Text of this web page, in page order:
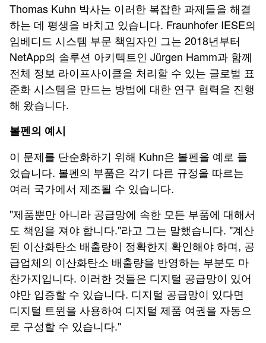
Thomas Kuhn 박사는 이러한 복잡한 과제들을 해결
하는 데 평생을 바치고 있습니다. Fraunhofer IESE의
임베디드 시스템 부문 책임자인 그는 2018년부터
NetApp의 솔루션 아키텍트인 Jürgen Hamm과 함께
전체 정보 라이프사이클을 처리할 수 있는 글로벌 표
준화 시스템을 만드는 방법에 대한 연구 협력을 진행
해 왔습니다.
볼펜의 예시
이 문제를 단순화하기 위해 Kuhn은 볼펜을 예로 들
었습니다. 볼펜의 부품은 각기 다른 규정을 따르는
여러 국가에서 제조될 수 있습니다.
"제품뿐만 아니라 공급망에 속한 모든 부품에 대해서
도 책임을 져야 합니다."라고 그는 말했습니다. "계산
된 이산화탄소 배출량이 정확한지 확인해야 하며, 공
급업체의 이산화탄소 배출량을 반영하는 부분도 마
찬가지입니다. 이러한 것들은 디지털 공급망이 있어
야만 입증할 수 있습니다. 디지털 공급망이 있다면
디지털 트윈을 사용하여 디지털 제품 여권을 자동으
로 구성할 수 있습니다."